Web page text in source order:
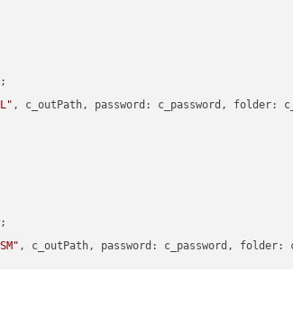
, c_outPath, password: c_password, folder: